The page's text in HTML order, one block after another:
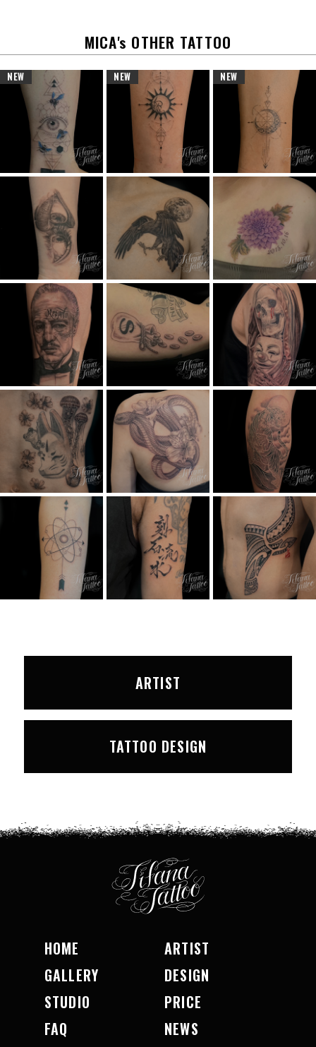
MICA's OTHER TATTOO
NEW NEW NEW
ARTIST
TATTOO DESIGN
HOME
ARTIST
GALLERY
DESIGN
STUDIO
PRICE
FAQ
NEWS